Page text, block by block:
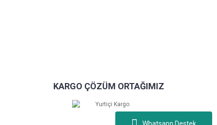
Whatsapp Destek
KARGO ÇÖZÜM ORTAĞIMIZ